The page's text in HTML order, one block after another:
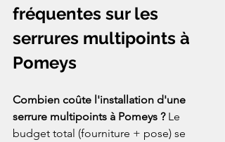
fréquentes sur les
serrures multipoints à
Pomeys
Combien coûte l'installation d'une
serrure multipoints à Pomeys ? Le
budget total (fourniture + pose) se